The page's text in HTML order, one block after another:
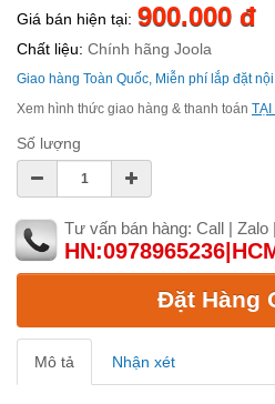
Giá bán hiện tại: 900.000 đ
Chất liệu: Chính hãng Joola
Giao hàng Toàn Quốc, Miễn phí lắp đặt
Xem hình thức giao hàng & thanh toán
Số lượng
Tư vấn bán hàng: Call | Zalo
Đặt Hàng
Mô tả Nhận xét